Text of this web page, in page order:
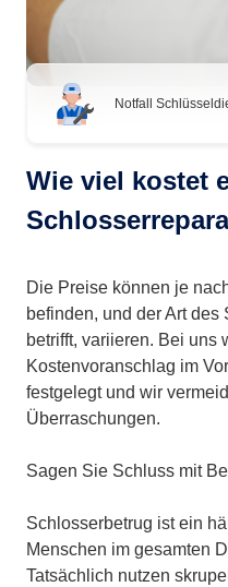
Notfall
Wie viel kostet
Die Preise können je
befinden, und der Art
betrifft, variieren. Bei uns
Kostenvoranschlag im
festgelegt und wir
Überraschungen.
Sagen Sie Schluss mit
Schlosserbetrug ist ein
Menschen im gesamten
Tatsächlich nutzen